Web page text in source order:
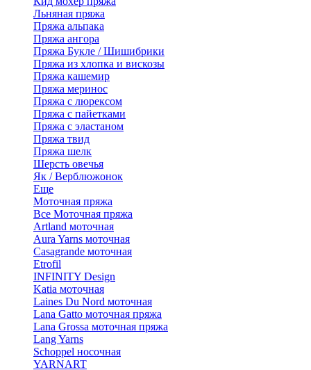
Льняная пряжа
Пряжа альпака
Пряжа ангора
Пряжа Букле / Шишибрики
Пряжа из хлопка и вискозы
Пряжа кашемир
Пряжа меринос
Пряжа с люрексом
Пряжа с пайетками
Пряжа с эластаном
Пряжа твид
Пряжа шелк
Шерсть овечья
Як / Верблюжонок
Еще
Моточная пряжа
Все Моточная пряжа
Artland моточная
Aura Yarns моточная
Casagrande моточная
Etrofil
INFINITY Design
Katia моточная
Laines Du Nord моточная
Lana Gatto моточная пряжа
Lana Grossa моточная пряжа
Lang Yarns
Schoppel носочная
YARNART